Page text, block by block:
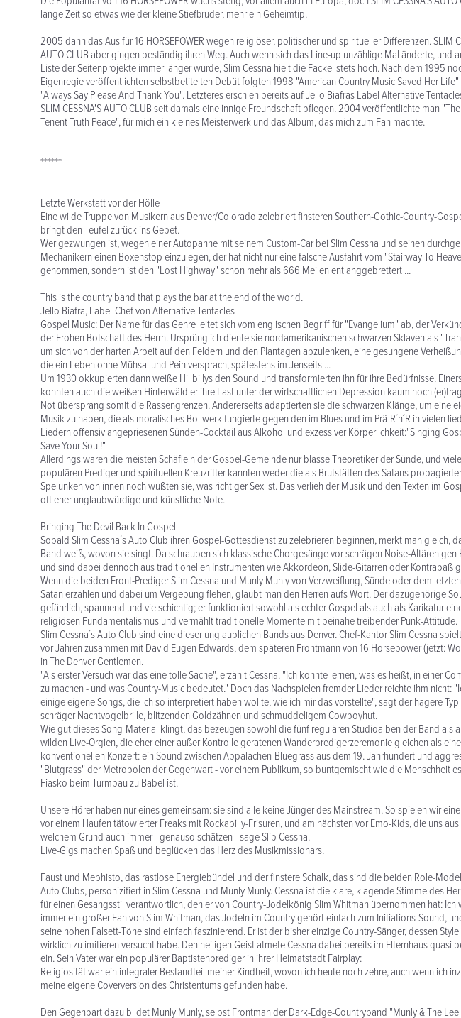
lange Zeit so etwas wie der kleine Stiefbruder, mehr ein Geheimtip.
2005 dann das Aus für 16 HORSEPOWER wegen religiöser, politischer und spiritueller Differenzen. SLIM
AUTO CLUB aber gingen beständig ihren Weg. Auch wenn sich das Line-up unzählige Mal änderte, und
Liste der Seitenprojekte immer länger wurde, Slim Cessna hielt die Fackel stets hoch. Nach dem 1995
Eigenregie veröffentlichten selbstbetitelten Debüt folgten 1998 "American Country Music Saved Her
"Always Say Please And Thank You". Letzteres erschien bereits auf Jello Biafras Label Alternative
SLIM CESSNA'S AUTO CLUB seit damals eine innige Freundschaft pflegen. 2004 veröffentlichte man
Tenent Truth Peace", für mich ein kleines Meisterwerk und das Album, das mich zum Fan machte.
******
Letzte Werkstatt vor der Hölle
Eine wilde Truppe von Musikern aus Denver/Colorado zelebriert finsteren Southern-Gothic-Country-
bringt den Teufel zurück ins Gebet.
Wer gezwungen ist, wegen einer Autopanne mit seinem Custom-Car bei Slim Cessna und seinen
Mechanikern einen Boxenstop einzulegen, der hat nicht nur eine falsche Ausfahrt vom "Stairway To
genommen, sondern ist den "Lost Highway" schon mehr als 666 Meilen entlanggebrettert ...
This is the country band that plays the bar at the end of the world.
Jello Biafra, Label-Chef von Alternative Tentacles
Gospel Music: Der Name für das Genre leitet sich vom englischen Begriff für "Evangelium" ab, der
der Frohen Botschaft des Herrn. Ursprünglich diente sie nordamerikanischen schwarzen Sklaven als
um sich von der harten Arbeit auf den Feldern und den Plantagen abzulenken, eine gesungene
die ein Leben ohne Mühsal und Pein versprach, spätestens im Jenseits ...
Um 1930 okkupierten dann weiße Hillbillys den Sound und transformierten ihn für ihre Bedürfnisse.
konnten auch die weißen Hinterwäldler ihre Last unter der wirtschaftlichen Depression kaum noch
Not übersprang somit die Rassengrenzen. Andererseits adaptierten sie die schwarzen Klänge, um eine
Musik zu haben, die als moralisches Bollwerk fungierte gegen den im Blues und im Prä-R´n´R in vielen
Liedern offensiv angepriesenen Sünden-Cocktail aus Alkohol und exzessiver Körperlichkeit:"Singing
Save Your Soul!"
Allerdings waren die meisten Schäflein der Gospel-Gemeinde nur blasse Theoretiker der Sünde, und
populären Prediger und spirituellen Kreuzritter kannten weder die als Brutstätten des Satans
Spelunken von innen noch wußten sie, was richtiger Sex ist. Das verlieh der Musik und den Texten im
oft eher unglaubwürdige und künstliche Note.
Bringing The Devil Back In Gospel
Sobald Slim Cessna´s Auto Club ihren Gospel-Gottesdienst zu zelebrieren beginnen, merkt man gleich,
Band weiß, wovon sie singt. Da schrauben sich klassische Chorgesänge vor schrägen Noise-Altären gen
und sind dabei dennoch aus traditionellen Instrumenten wie Akkordeon, Slide-Gitarren oder Kontrabaß
Wenn die beiden Front-Prediger Slim Cessna und Munly Munly von Verzweiflung, Sünde oder dem
Satan erzählen und dabei um Vergebung flehen, glaubt man den Herren aufs Wort. Der dazugehörige
gefährlich, spannend und vielschichtig; er funktioniert sowohl als echter Gospel als auch als Karikatur
religiösen Fundamentalismus und vermählt traditionelle Momente mit beinahe treibender Punk-Attitüde.
Slim Cessna´s Auto Club sind eine dieser unglaublichen Bands aus Denver. Chef-Kantor Slim Cessna
vor Jahren zusammen mit David Eugen Edwards, dem späteren Frontmann von 16 Horsepower (jetzt:
in The Denver Gentlemen.
"Als erster Versuch war das eine tolle Sache", erzählt Cessna. "Ich konnte lernen, was es heißt, in einer
zu machen - und was Country-Music bedeutet." Doch das Nachspielen fremder Lieder reichte ihm nicht:
einige eigene Songs, die ich so interpretiert haben wollte, wie ich mir das vorstellte", sagt der hagere
schräger Nachtvogelbrille, blitzenden Goldzähnen und schmuddeligem Cowboyhut.
Wie gut dieses Song-Material klingt, das bezeugen sowohl die fünf regulären Studioalben der Band als
wilden Live-Orgien, die eher einer außer Kontrolle geratenen Wanderpredigerzeremonie gleichen als
konventionellen Konzert: ein Sound zwischen Appalachen-Bluegrass aus dem 19. Jahrhundert und
"Blutgrass" der Metropolen der Gegenwart - vor einem Publikum, so buntgemischt wie die Menschheit
Fiasko beim Turmbau zu Babel ist.
Unsere Hörer haben nur eines gemeinsam: sie sind alle keine Jünger des Mainstream. So spielen wir
vor einem Haufen tätowierter Freaks mit Rockabilly-Frisuren, und am nächsten vor Emo-Kids, die uns aus
welchem Grund auch immer - genauso schätzen - sage Slip Cessna.
Live-Gigs machen Spaß und beglücken das Herz des Musikmissionars.
Faust und Mephisto, das rastlose Energiebündel und der finstere Schalk, das sind die beiden Role-
Auto Clubs, personizifiert in Slim Cessna und Munly Munly. Cessna ist die klare, klagende Stimme des
für einen Gesangsstil verantwortlich, den er von Country-Jodelkönig Slim Whitman übernommen hat: Ich
immer ein großer Fan von Slim Whitman, das Jodeln im Country gehört einfach zum Initiations-Sound,
seine hohen Falsett-Töne sind einfach faszinierend. Er ist der bisher einzige Country-Sänger, dessen Style
wirklich zu imitieren versucht habe. Den heiligen Geist atmete Cessna dabei bereits im Elternhaus quasi
ein. Sein Vater war ein populärer Baptistenprediger in ihrer Heimatstadt Fairplay:
Religiosität war ein integraler Bestandteil meiner Kindheit, wovon ich heute noch zehre, auch wenn ich
meine eigene Coverversion des Christentums gefunden habe.
Den Gegenpart dazu bildet Munly Munly, selbst Frontman der Dark-Edge-Countryband "Munly & The